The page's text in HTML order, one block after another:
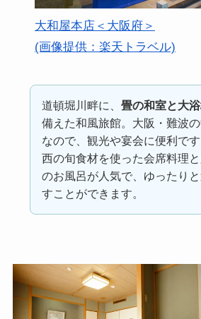
大和屋本店＜大阪府＞
(画像提供：楽天トラベル)
道頓堀川畔に、畳の和室と大
備えた和風旅館。大阪・難波
なので、観光や宴会に便利で
西の旬食材を使った会席料理
のお風呂が人気で、ゆったり
すことができます。